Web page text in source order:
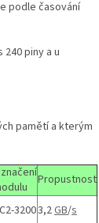
podle časování
piny a u
pamětí a kterým
Propustnost
32003,2GB/s